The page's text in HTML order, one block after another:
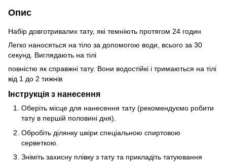
Опис
Набір довготривалих тату, які темніють протягом 24 годин
Легко наносяться на тіло за допомогою води, всього за 30
секунд. Виглядають на тілі
повністю як справжні тату. Вони водостійкі і тримаються на тілі
від 1 до 2 тижнів
Інструкція з нанесення
Оберіть місце для нанесення тату (рекомендуємо робити
тату в першій половині дня).
Обробіть ділянку шкіри спеціальною спиртовою
серветкою.
Зніміть захисну плівку з тату та прикладіть татуювання